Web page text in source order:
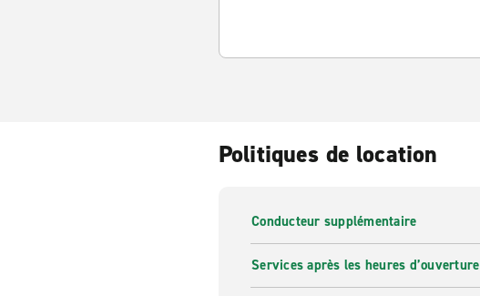
Politiques de location
Conducteur supplémentaire
Services après les heures d’ouverture